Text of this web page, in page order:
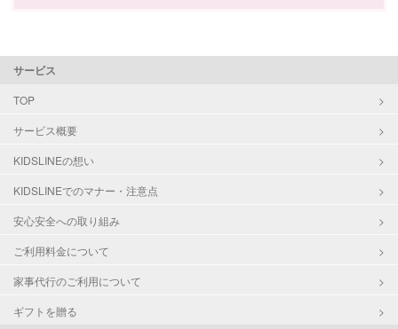
サービス
TOP
サービス概要
KIDSLINEの想い
KIDSLINEでのマナー・注意点
安心安全への取り組み
ご利用料金について
家事代行のご利用について
ギフトを贈る